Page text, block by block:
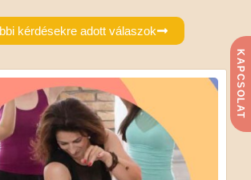
KAPCSOLAT
kérdésekre adott válaszok